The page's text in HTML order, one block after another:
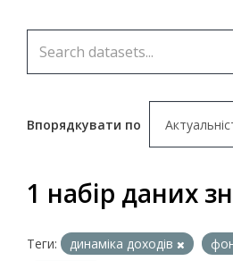
Впорядкувати по
1 набір даних
Теги: динаміка доходів